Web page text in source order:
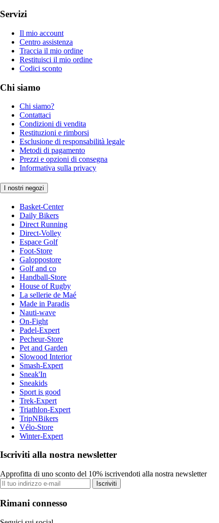
Servizi
Il mio account
Centro assistenza
Traccia il mio ordine
Restituisci il mio ordine
Codici sconto
Chi siamo
Chi siamo?
Contattaci
Condizioni di vendita
Restituzioni e rimborsi
Esclusione di responsabilità legale
Metodi di pagamento
Prezzi e opzioni di consegna
Informativa sulla privacy
I nostri negozi
Basket-Center
Daily Bikers
Direct Running
Direct-Volley
Espace Golf
Foot-Store
Galoppostore
Golf and co
Handball-Store
House of Rugby
La sellerie de Maé
Made in Paradis
Nauti-wave
On-Fight
Padel-Expert
Pecheur-Store
Pet and Garden
Slowood Interior
Smash-Expert
Sneak'In
Sneakids
Sport is good
Trek-Expert
Triathlon-Expert
TripNBikers
Vélo-Store
Winter-Expert
Iscriviti alla nostra newsletter
Approfitta di uno sconto del 10% iscrivendoti alla nostra newsletter
Iscriviti
Rimani connesso